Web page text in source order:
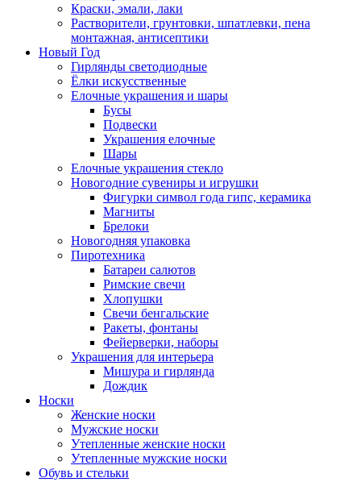
Краски, эмали, лаки
Растворители, грунтовки, шпатлевки, пена
монтажная, антисептики
Новый Год
Гирлянды светодиодные
Ёлки искусственные
Елочные украшения и шары
Бусы
Подвески
Украшения елочные
Шары
Елочные украшения стекло
Новогодние сувениры и игрушки
Фигурки символ года гипс, керамика
Магниты
Брелоки
Новогодняя упаковка
Пиротехника
Батареи салютов
Римские свечи
Хлопушки
Свечи бенгальские
Ракеты, фонтаны
Фейерверки, наборы
Украшения для интерьера
Мишура и гирлянда
Дождик
Носки
Женские носки
Мужские носки
Утепленные женские носки
Утепленные мужские носки
Обувь и стельки